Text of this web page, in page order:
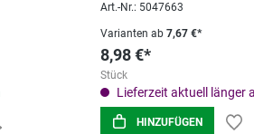
Art.-Nr.: 5047663
Varianten ab 7,67 €*
8,98 €*
Stück
Lieferzeit aktuell länger
HINZUFÜGEN